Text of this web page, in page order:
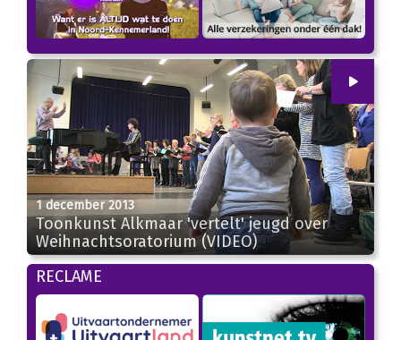
00:00
03:09
1 december 2013
Toonkunst Alkmaar 'vertelt' jeugd over
Weihnachtsoratorium (VIDEO)
RECLAME